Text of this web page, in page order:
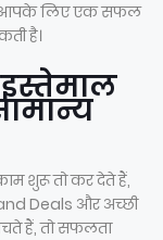
आपके लिए एक सफल
है।
शुरू तो कर देते हैं,
Deals और अच्छी
हैं, तो सफलता